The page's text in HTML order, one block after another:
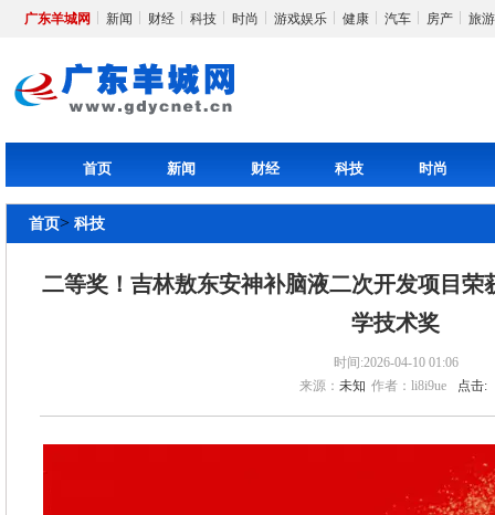
广东羊城网 新闻 财经 科技 时尚 游戏娱乐 健康 汽车 房产 旅游
首页 新闻 财经 科技 时尚
首页> 科技
二等奖！吉林敖东安神补脑液二次开发项目荣
学技术奖
时间:2026-04-10 01:06
来源： 未知 作者：li8i9ue 点击: